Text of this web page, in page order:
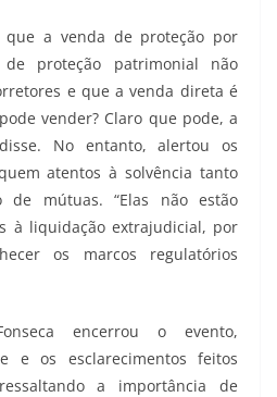
que a venda de proteção por
de proteção patrimonial não
e que a venda direta é
vender? Claro que pode, a
No entanto, alertou os
atentos à solvência tanto
de mútuas. “Elas não estão
à liquidação extrajudicial, por
os marcos regulatórios
encerrou o evento,
e os esclarecimentos feitos
a importância de